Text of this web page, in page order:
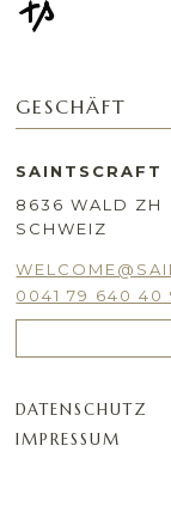
GESCHÄFT
SAINTSCRAFT
8636 WALD ZH
SCHWEIZ
0041 79 640 40
DATENSCHUTZ
IMPRESSUM